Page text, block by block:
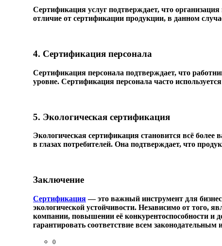
Сертификация услуг подтверждает, что
отличие от сертификации продукции, в данном
4. Сертификация персонала
Сертификация персонала подтверждает, что
уровне. Сертификация персонала часто
5. Экологическая сертификация
Экологическая сертификация становится всё
в глазах потребителей. Она подтверждает, что
Заключение
Сертификация— это важный инструмент для
экологической устойчивости. Независимо от того,
компании, повышении её конкурентоспособности и
гарантировать соответствие всем
0